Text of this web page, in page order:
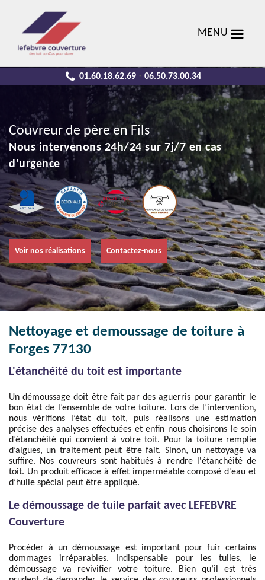
MENU
01.60.18.62.69 - 06.50.73.00.34
Couvreur de père en Fils
Nous intervenons 24h/24 sur 7j/7 en cas
d'urgence
Voir nos réalisations Contactez-nous
Nettoyage et demoussage de toiture à
Forges 77130
L'étanchéité du toit est importante
Un démoussage doit être fait par des aguerris pour garantir le
bon état de l’ensemble de votre toiture. Lors de l’intervention,
nous vérifions l’état du toit, puis réalisons une estimation
précise des analyses effectuées et enfin nous choisirons le soin
d’étanchéité qui convient à votre toit. Pour la toiture remplie
d’algues, un traitement peut être fait. Sinon, un nettoyage va
suffire. Nos couvreurs sont habitués à rendre l'étanchéité de
toit. Un produit efficace à effet imperméable composé d'eau et
d’huile spécial peut être appliqué.
Le démoussage de tuile parfait avec LEFEBVRE
Couverture
Procéder à un démoussage est important pour fuir certains
dommages irréparables. Indispensable pour les tuiles, le
démoussage va revivifier votre toiture. Bien qu’il est très